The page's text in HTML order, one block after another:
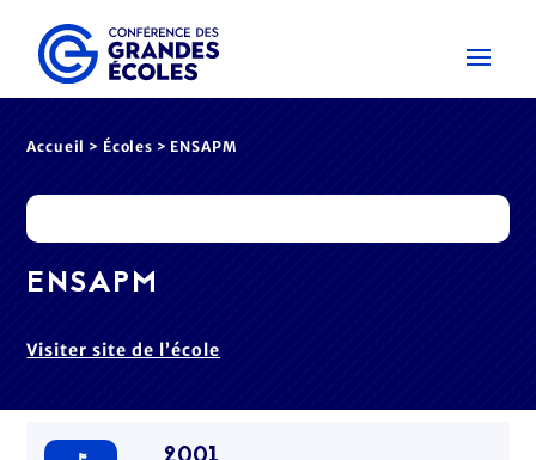
Accueil > Écoles > ENSAPM
ENSAPM
Visiter site de l’école